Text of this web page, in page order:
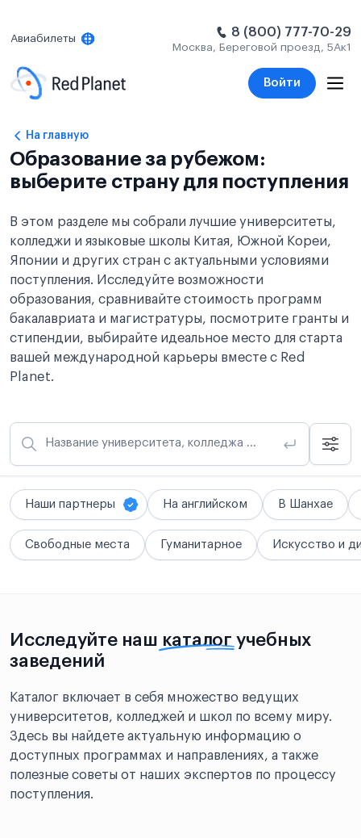
Авиабилеты 8 (800) 777-70-29
Москва, Береговой проезд, 5Ак1
Войти
На главную
Образование за рубежом:
выберите страну для поступления
В этом разделе мы собрали лучшие университеты,
колледжи и языковые школы Китая, Южной Кореи,
Японии и других стран с актуальными условиями
поступления. Исследуйте возможности
образования, сравнивайте стоимость программ
бакалавриата и магистратуры, посмотрите гранты и
стипендии, выбирайте идеальное место для старта
вашей международной карьеры вместе с Red
Planet.
Название университета, колледжа или школы
Наши партнеры На английском В Шанхае
Свободные места Гуманитарное Искусство и
Исследуйте наш каталог учебных
заведений
Каталог включает в себя множество ведущих
университетов, колледжей и школ по всему миру.
Здесь вы найдете актуальную информацию о
доступных программах и направлениях, а также
полезные советы от наших экспертов по процессу
поступления.